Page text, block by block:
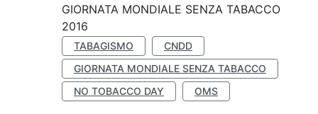
GIORNATA MONDIALE SENZA TABACCO
2016
TABAGISMO
CNDD
GIORNATA MONDIALE SENZA TABACCO
NO TOBACCO DAY
OMS